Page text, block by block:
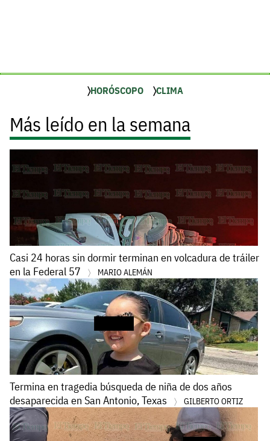
HORÓSCOPO CLIMA
Más leído en la semana
Casi 24 horas sin dormir terminan en volcadura de tráiler
en la Federal 57
MARIO ALEMÁN
Termina en tragedia búsqueda de niña de dos años
desaparecida en San Antonio, Texas
GILBERTO ORTIZ